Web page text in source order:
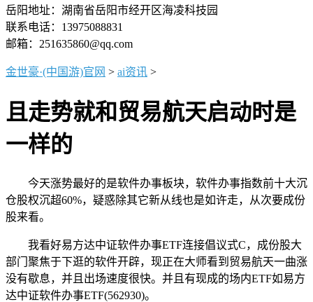
岳阳地址：湖南省岳阳市经开区海凌科技园
联系电话：13975088831
邮箱：251635860@qq.com
金世豪·(中国游)官网 > ai资讯 >
且走势就和贸易航天启动时是
一样的
今天涨势最好的是软件办事板块，软件办事指数前十大沉
仓股权沉超60%，疑惑除其它新从线也是如许走，从次要成份
股来看。
我看好易方达中证软件办事ETF连接倡议式C，成份股大
部门聚焦于下逛的软件开辟，现正在大师看到贸易航天一曲涨
没有歇息，并且出场速度很快。并且有现成的场内ETF如易方
达中证软件办事ETF(562930)。